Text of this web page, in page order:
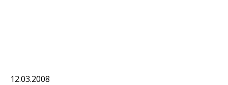
12.03.2008